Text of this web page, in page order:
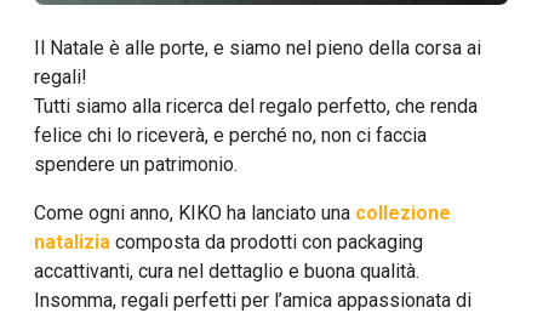
Il Natale è alle porte, e siamo nel pieno della corsa ai
regali!
Tutti siamo alla ricerca del regalo perfetto, che renda
felice chi lo riceverà, e perché no, non ci faccia
spendere un patrimonio.
Come ogni anno, KIKO ha lanciato una collezione
natalizia composta da prodotti con packaging
accattivanti, cura nel dettaglio e buona qualità.
Insomma, regali perfetti per l’amica appassionata di